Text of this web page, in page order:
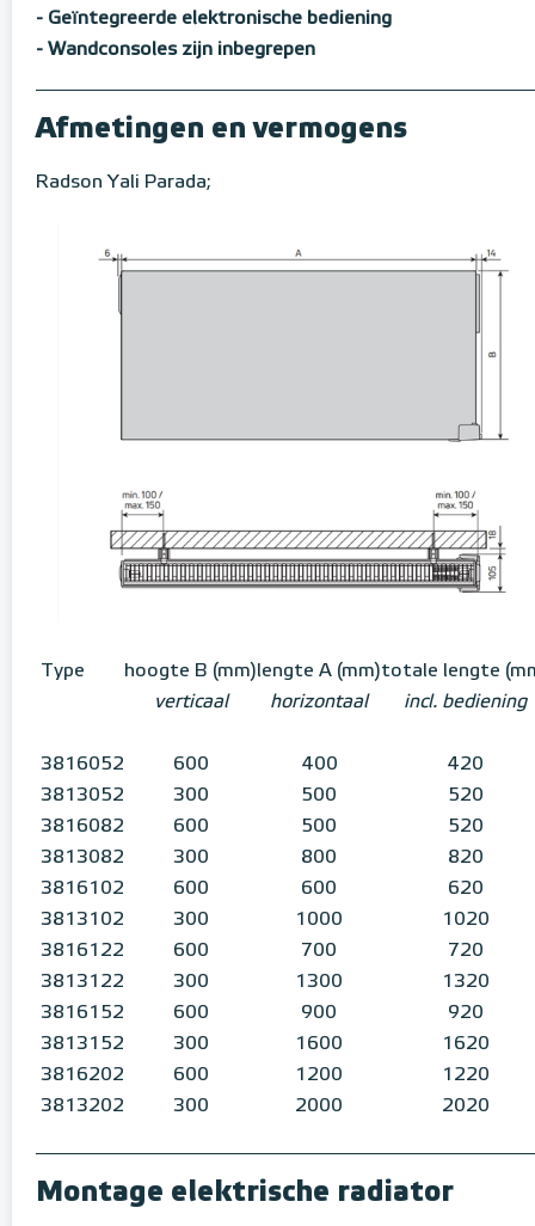
- Geïntegreerde elektronische bediening
- Wandconsoles zijn inbegrepen
Afmetingen en vermogens
Radson Yali Parada;
Type hoogte B (mm)lengte A (mm)totale lengte
verticaal
horizontaal incl. bediening
3816052 600 400
420
3813052
300 500
520
3816082
600 500
520
3813082
300 800
820
3816102
600 600
620
3813102
300 1000
1020
3816122
600 700
720
3813122
300 1300
1320
3816152
600 900
920
3813152
300 1600
1620
3816202
600 1200
1220
3813202
300 2000 2020
Montage elektrische radiator